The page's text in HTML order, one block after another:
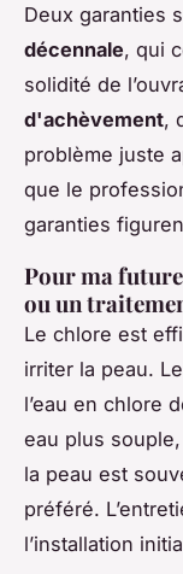
Deux garanties
décennale, qui
solidité de
d'achèvement,
problème juste
que le
garanties
Pour ma
ou un
Le chlore est
irriter la peau.
l’eau en chlore
eau plus
la peau est
préféré.
l’installation